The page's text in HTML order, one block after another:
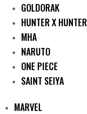
GOLDORAK
HUNTER X HUNTER
MHA
NARUTO
ONE PIECE
SAINT SEIYA
MARVEL